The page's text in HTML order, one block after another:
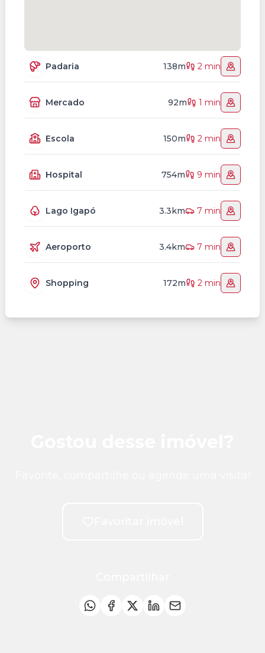
Padaria 138m 2 min
Mercado 92m 1 min
Escola 150m 2 min
Hospital 754m 9 min
Lago Igapó 3.3km 7 min
Aeroporto 3.4km 7 min
Shopping 172m 2 min